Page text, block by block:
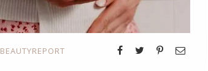
BEAUTYREPORT